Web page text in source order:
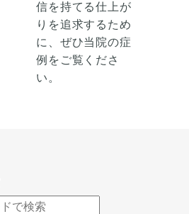
信を持てる仕上が
り を追求するため
に、ぜひ当院の症
例をご覧くださ
い。